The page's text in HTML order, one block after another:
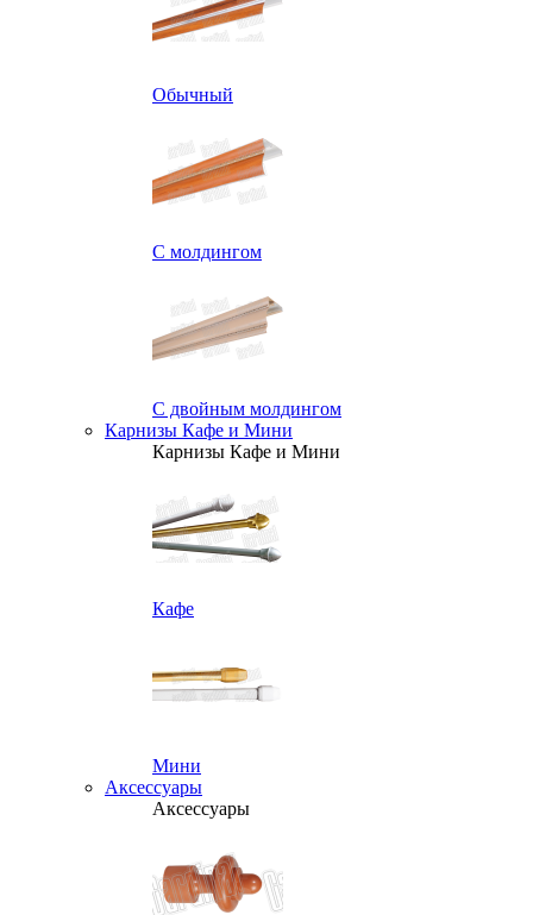
Обычный
С молдингом
С двойным молдингом
Карнизы Кафе и Мини
Карнизы Кафе и Мини
Кафе
Мини
Аксессуары
Аксессуары